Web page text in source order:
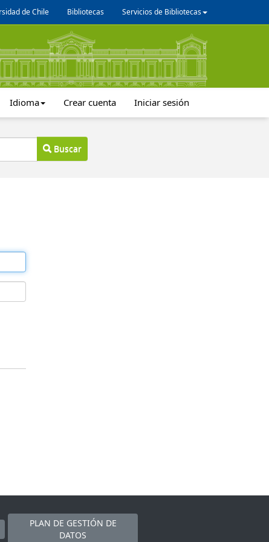
de Chile Bibliotecas Servicios de Bibliotecas
Idioma Crear cuenta Iniciar sesión
Buscar
PLAN DE GESTIÓN DE
DATOS